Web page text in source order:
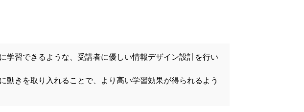
学習できるような、受講者に優しい情報デザイン設計を行い
きを取り入れることで、より高い学習効果が得られるよう